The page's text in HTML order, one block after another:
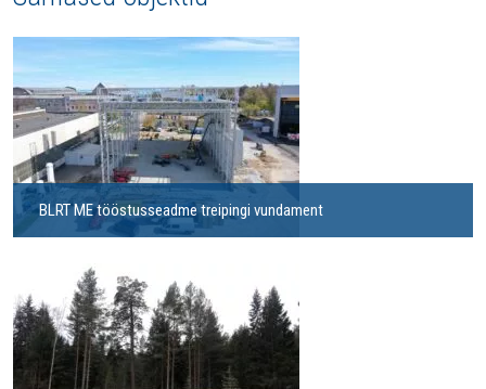
BLRT ME tööstusseadme treipingi vundament